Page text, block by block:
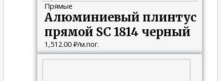
Прямые
Алюминиевый плинтус
прямой SC 1814 черный
1,512.00 ₽/м.пог.